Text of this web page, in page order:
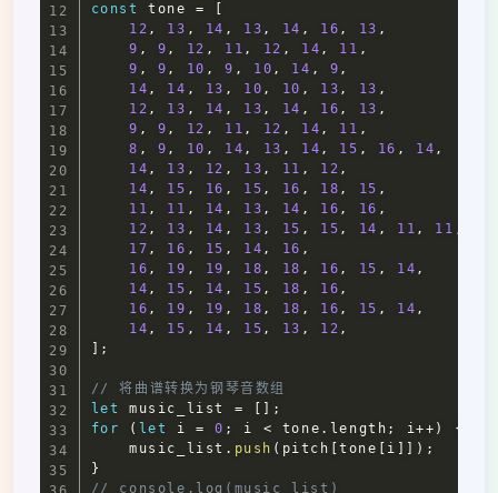
const
tone =
12 , 13 , 14 , 13 , 14 , 16 , 13 ,
9 , 9 , 12 , 11 , 12 , 14 , 11 ,
9 , 9 , 10 , 9 , 10 , 14 , 9 ,
14 , 14 , 13 , 10 , 10 , 13 , 13 ,
12 , 13 , 14 , 13 , 14 , 16 , 13 ,
9 , 9 , 12 , 11 , 12 , 14 , 11 ,
8 , 9 , 10 , 14 , 13 , 14 , 15 , 16 , 14 ,
14 , 13 , 12 , 13 , 11 , 12 ,
14 , 15 , 16 , 15 , 16 , 18 , 15 ,
11 , 11 , 14 , 13 , 14 , 16 , 16 ,
12 , 13 , 14 , 13 , 15 , 15 , 14 , 11 , 11 ,
17 , 16 , 15 , 14 , 16 ,
16 , 19 , 19 , 18 , 18 , 16 , 15 , 14 ,
14 , 15 , 14 , 15 , 18 , 16 ,
16 , 19 , 19 , 18 , 18 , 16 , 15 , 14 ,
14 , 15 , 14 , 15 , 13 , 12 ,
;
// 将曲谱转换为钢琴音数组
let
music_list =
;
for
( let i = 0 ; i < tone . length ; i++ )
{
    music_list
. push ( pitch [tone i ) ;
}
// console.log(music_list)